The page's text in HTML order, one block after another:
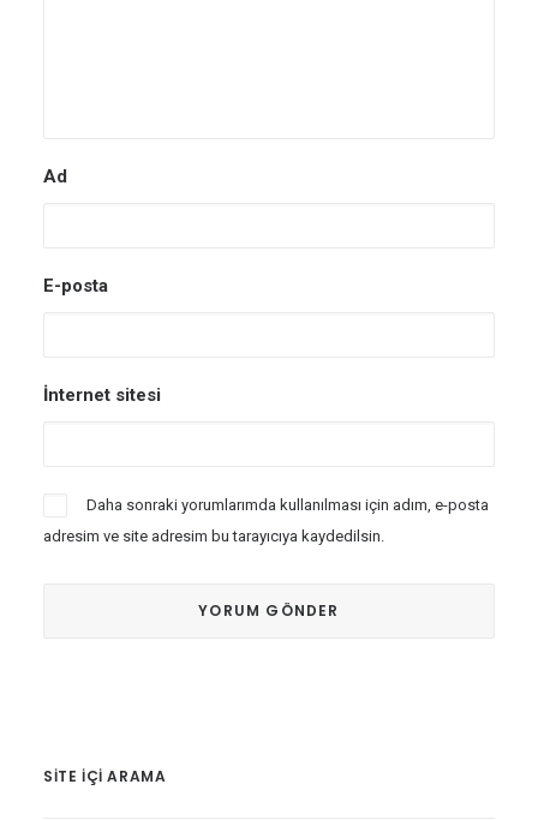
Ad
E-posta
İnternet sitesi
Daha sonraki yorumlarımda kullanılması için adım, e-posta
adresim ve site adresim bu tarayıcıya kaydedilsin.
SITE IÇI ARAMA